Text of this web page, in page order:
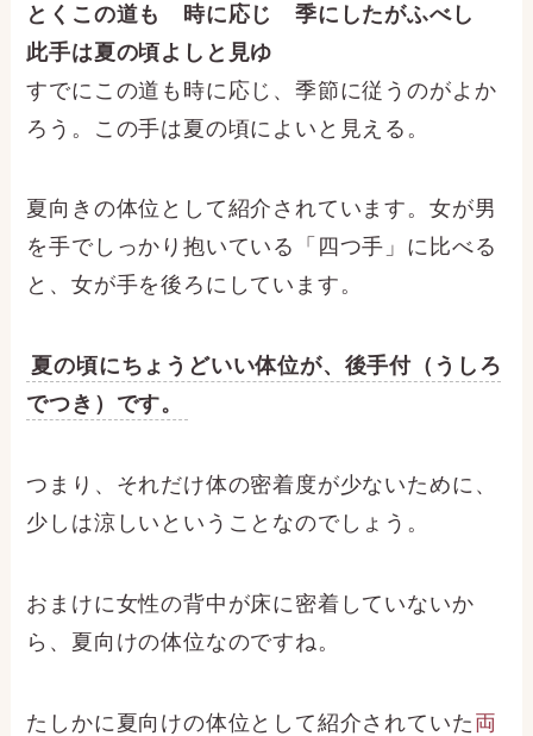
とくこの道も 時に応じ 季にしたがふべし
此手は夏の頃よしと見ゆ
すでにこの道も時に応じ、季節に従うのがよか
ろう。この手は夏の頃によいと見える。
夏向きの体位として紹介されています。女が男
を手でしっかり抱いている「四つ手」に比べる
と、女が手を後ろにしています。
夏の頃にちょうどいい体位が、後手付（うしろ
でつき）です。
つまり、それだけ体の密着度が少ないために、
少しは涼しいということなのでしょう。
おまけに女性の背中が床に密着していないか
ら、夏向けの体位なのですね。
たしかに夏向けの体位として紹介されていた 両